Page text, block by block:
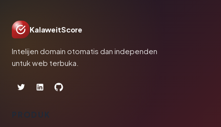
KalaweitScore
Intelijen domain otomatis dan independen
untuk web terbuka.
PRODUK